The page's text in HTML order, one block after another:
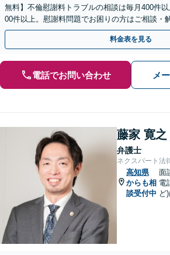
無料】不倫慰謝料トラブルの相談は毎月400件
00件以上。慰謝料問題でお困りの方はご相談・
士による無料相談をご利用ください。
料金表を見る
電話でお問い合わせ メ
藤家 寛之
弁護士
ネクスパート法
高知県
からも相
談受付中
面
電
ど